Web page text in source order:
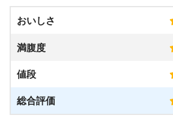
おいしさ
満腹度
値段
総合評価